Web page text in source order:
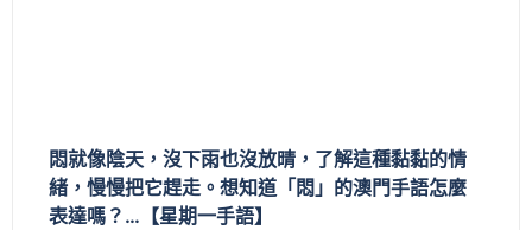
悶就像陰天，沒下雨也沒放晴，了解這種黏黏的情
緒，慢慢把它趕走。想知道「悶」的澳門手語怎麼
表達嗎？…【星期一手語】